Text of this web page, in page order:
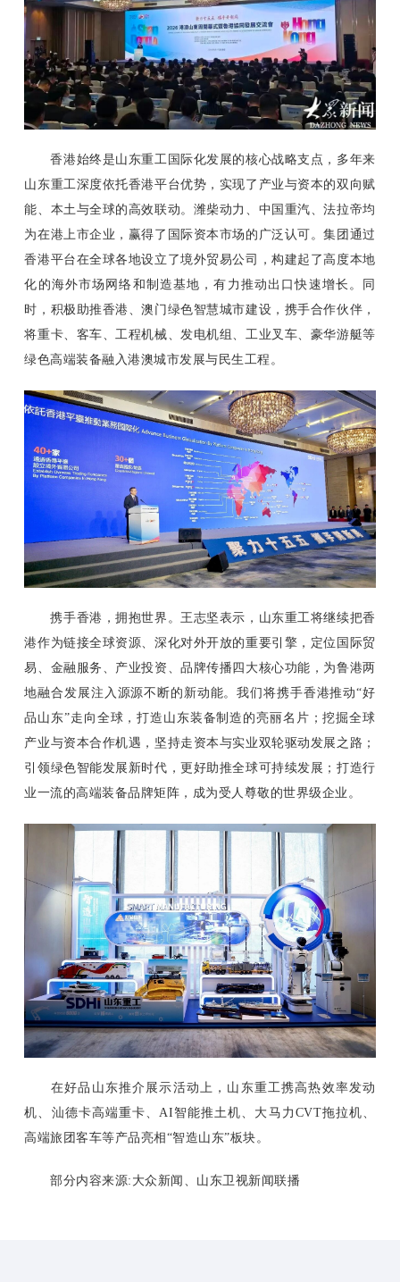
香港始终是山东重工国际化发展的核心战略支点，多年来
山东重工深度依托香港平台优势，实现了产业与资本的双向赋
能、本土与全球的高效联动。潍柴动力、中国重汽、法拉帝均
为在港上市企业，赢得了国际资本市场的广泛认可。集团通过
香港平台在全球各地设立了境外贸易公司，构建起了高度本地
化的海外市场网络和制造基地，有力推动出口快速增长。同
时，积极助推香港、澳门绿色智慧城市建设，携手合作伙伴，
将重卡、客车、工程机械、发电机组、工业叉车、豪华游艇等
绿色高端装备融入港澳城市发展与民生工程。
携手香港，拥抱世界。王志坚表示，山东重工将继续把香
港作为链接全球资源、深化对外开放的重要引擎，定位国际贸
易、金融服务、产业投资、品牌传播四大核心功能，为鲁港两
地融合发展注入源源不断的新动能。我们将携手香港推动“好
品山东”走向全球，打造山东装备制造的亮丽名片；挖掘全球
产业与资本合作机遇，坚持走资本与实业双轮驱动发展之路；
引领绿色智能发展新时代，更好助推全球可持续发展；打造行
业一流的高端装备品牌矩阵，成为受人尊敬的世界级企业。
在好品山东推介展示活动上，山东重工携高热效率发动
机、汕德卡高端重卡、AI智能推土机、大马力CVT拖拉机、
高端旅团客车等产品亮相“智造山东”板块。
部分内容来源:大众新闻、山东卫视新闻联播